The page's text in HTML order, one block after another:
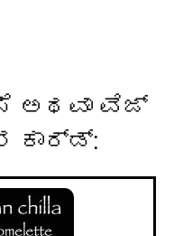
ಅಥವಾ ವೆಜ್
ಕಾರ್ಡ್: